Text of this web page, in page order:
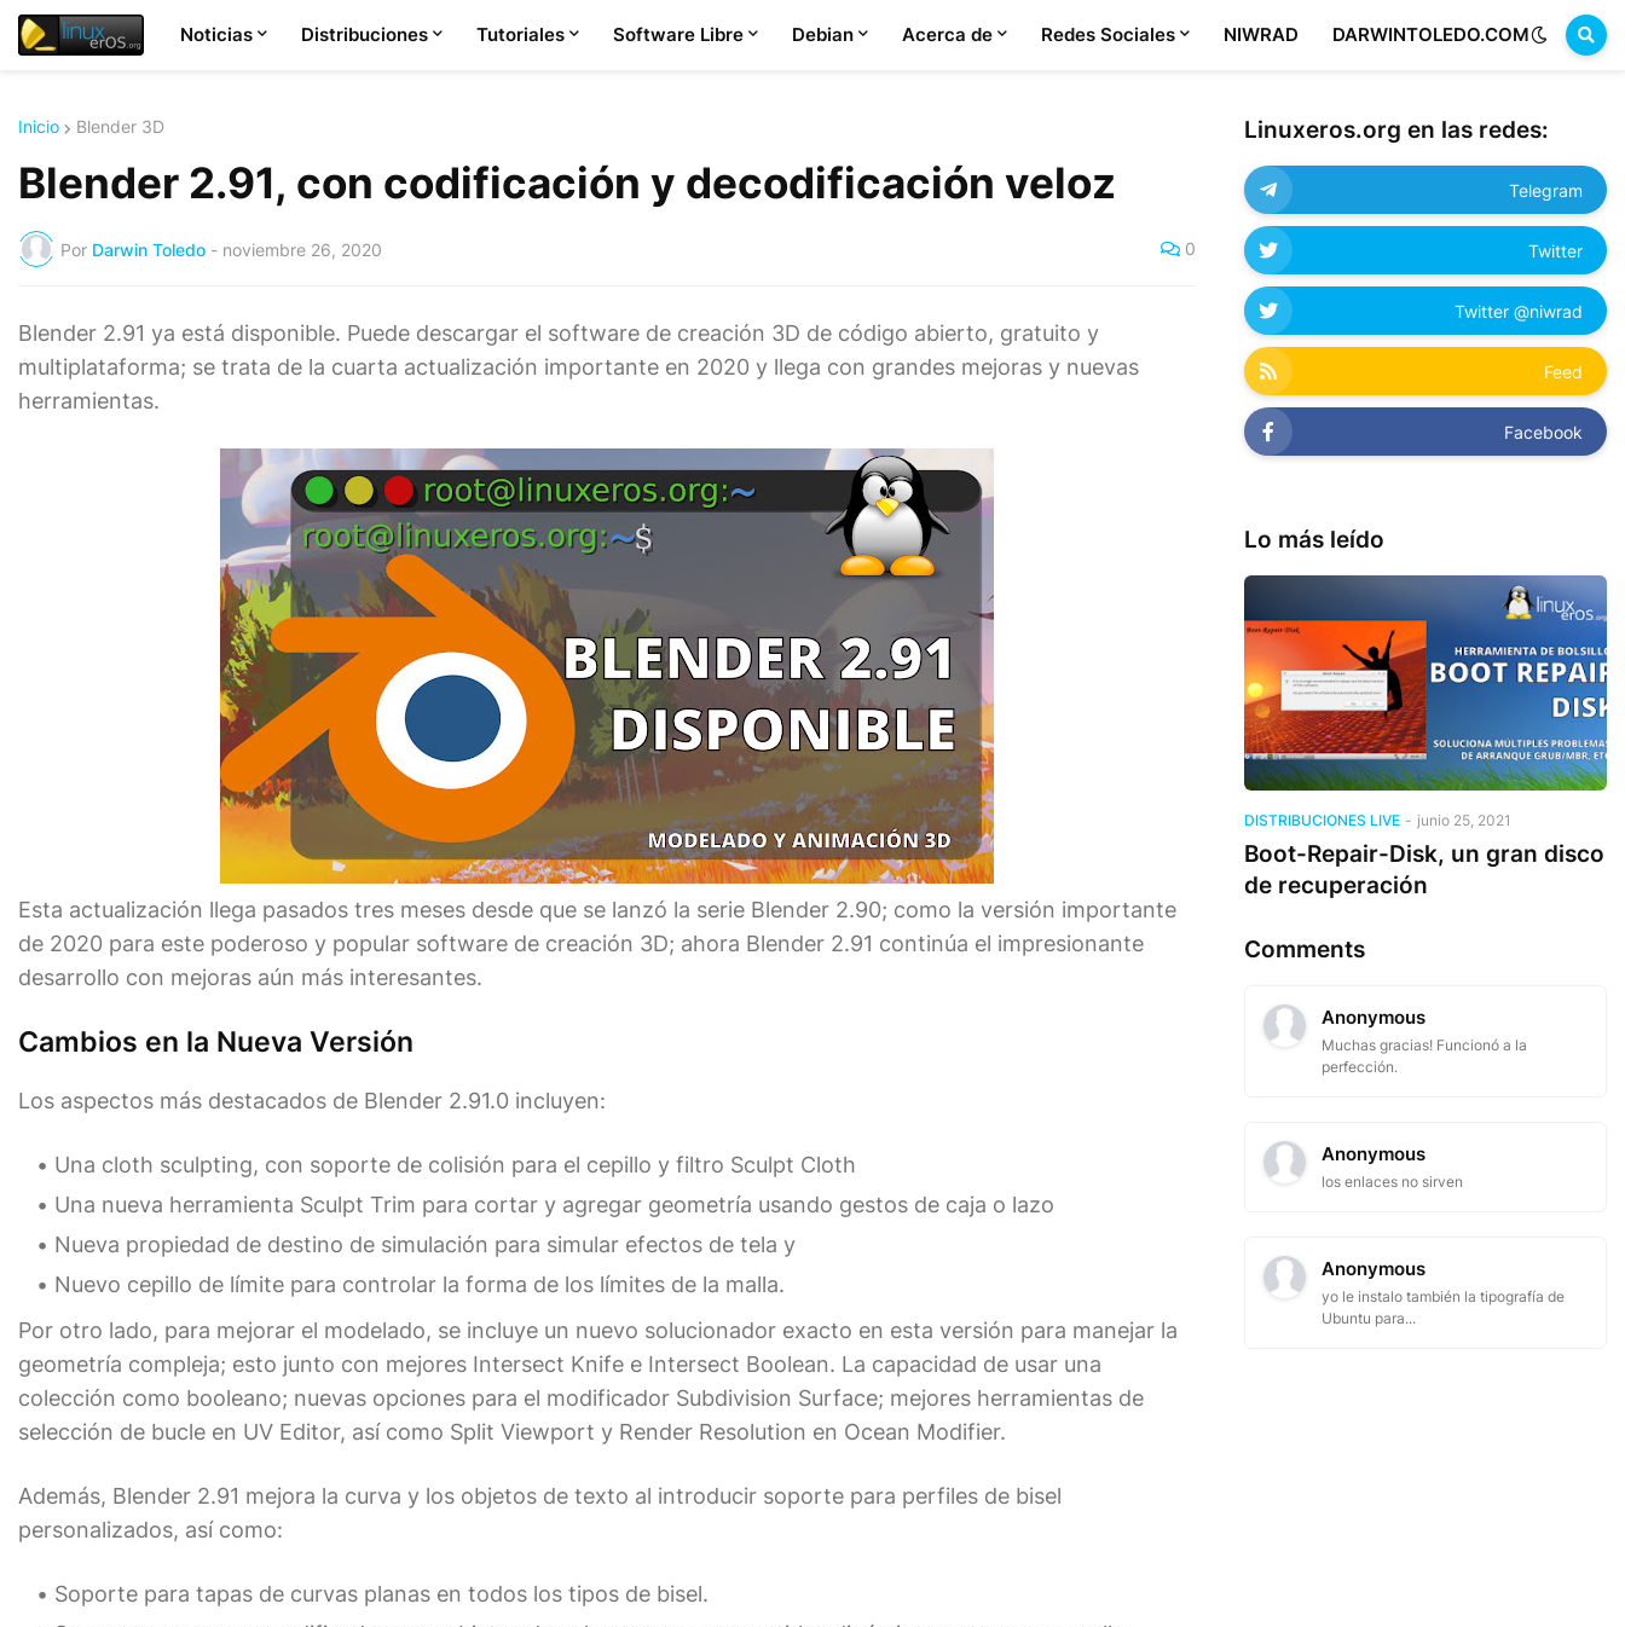
Noticias Distribuciones Tutoriales Software Libre Debian Acerca de Redes Sociales NIWRAD DARWINTOLEDO.COM
Inicio Blender 3D
Blender 2.91, con codificación y decodificación veloz
Por Darwin Toledo - noviembre 26, 2020 0
Blender 2.91 ya está disponible. Puede descargar el software de creación 3D de código abierto, gratuito y
multiplataforma; se trata de la cuarta actualización importante en 2020 y llega con grandes mejoras y nuevas
herramientas.
Esta actualización llega pasados tres meses desde que se lanzó la serie Blender 2.90; como la versión importante
de 2020 para este poderoso y popular software de creación 3D; ahora Blender 2.91 continúa el impresionante
desarrollo con mejoras aún más interesantes.
Cambios en la Nueva Versión
Los aspectos más destacados de Blender 2.91.0 incluyen:
Una cloth sculpting, con soporte de colisión para el cepillo y filtro Sculpt Cloth
Una nueva herramienta Sculpt Trim para cortar y agregar geometría usando gestos de caja o lazo
Nueva propiedad de destino de simulación para simular efectos de tela y
Nuevo cepillo de límite para controlar la forma de los límites de la malla.
Por otro lado, para mejorar el modelado, se incluye un nuevo solucionador exacto en esta versión para manejar la
geometría compleja; esto junto con mejores Intersect Knife e Intersect Boolean. La capacidad de usar una
colección como booleano; nuevas opciones para el modificador Subdivision Surface; mejores herramientas de
selección de bucle en UV Editor, así como Split Viewport y Render Resolution en Ocean Modifier.
Además, Blender 2.91 mejora la curva y los objetos de texto al introducir soporte para perfiles de bisel
personalizados, así como:
Soporte para tapas de curvas planas en todos los tipos de bisel.
Linuxeros.org en las redes:
Telegram
Twitter
Twitter @niwrad
Feed
Facebook
Lo más leído
DISTRIBUCIONES LIVE - junio 25, 2021
Boot-Repair-Disk, un gran disco
de recuperación
Comments
Anonymous
Muchas gracias! Funcionó a la
perfección.
Anonymous
los enlaces no sirven
Anonymous
yo le instalo también la tipografía de
Ubuntu para...